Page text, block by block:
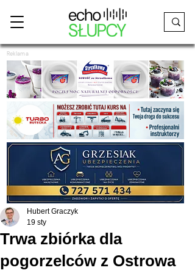
Reklama
Trwa zbiórka dla
pogorzelców z Ostrowa
Hubert Graczyk
19 sty